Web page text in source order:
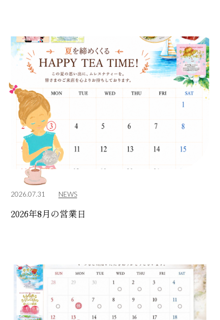
2026.07.31 NEWS
2026年8月の営業日